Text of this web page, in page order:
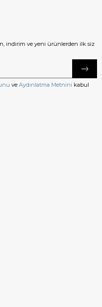
indirim ve yeni ürünlerden ilk siz
ve Aydınlatma Metnini kabul